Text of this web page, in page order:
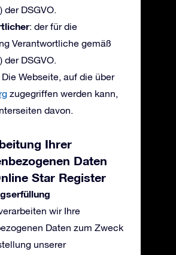
der DSGVO.
: der für die
Verantwortliche gemäß
der DSGVO.
Die Webseite, auf die über
zugegriffen werden kann,
davon.
Ihrer
Daten
Star Register
wir Ihre
Daten zum Zweck
unserer